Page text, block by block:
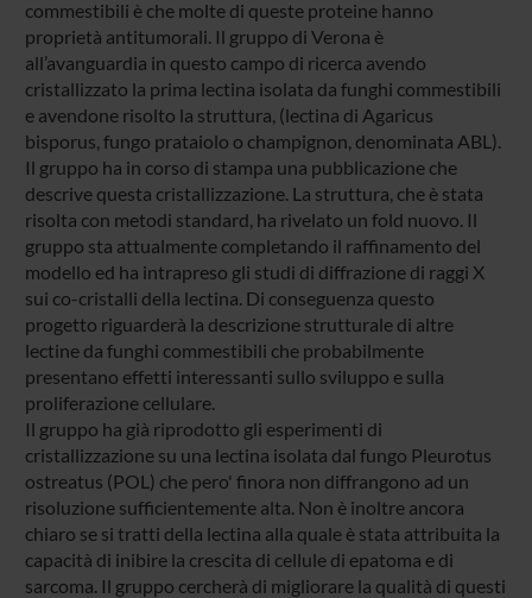
commestibili è che molte di queste proteine hanno
proprietà antitumorali. Il gruppo di Verona è
all’avanguardia in questo campo di ricerca avendo
cristallizzato la prima lectina isolata da funghi commestibili
e avendone risolto la struttura, (lectina di Agaricus
bisporus, fungo prataiolo o champignon, denominata ABL).
Il gruppo ha in corso di stampa una pubblicazione che
descrive questa cristallizzazione. La struttura, che è stata
risolta con metodi standard, ha rivelato un fold nuovo. Il
gruppo sta attualmente completando il raffinamento del
modello ed ha intrapreso gli studi di diffrazione di raggi X
sui co-cristalli della lectina. Di conseguenza questo
progetto riguarderà la descrizione strutturale di altre
lectine da funghi commestibili che probabilmente
presentano effetti interessanti sullo sviluppo e sulla
proliferazione cellulare.
Il gruppo ha già riprodotto gli esperimenti di
cristallizzazione su una lectina isolata dal fungo Pleurotus
ostreatus (POL) che pero' finora non diffrangono ad un
risoluzione sufficientemente alta. Non è inoltre ancora
chiaro se si tratti della lectina alla quale è stata attribuita la
capacità di inibire la crescita di cellule di epatoma e di
sarcoma. Il gruppo cercherà di migliorare la qualità di questi